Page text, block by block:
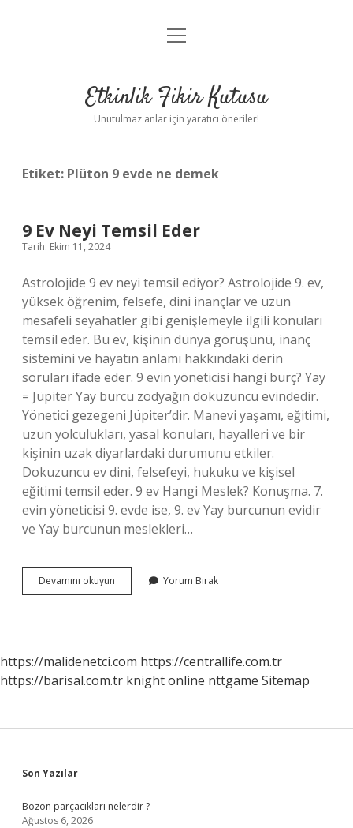
Anasayfa
Yasal Uyarı
menüyü
Etkinlik Fikir Kutusu
Unutulmaz anlar için yaratıcı öneriler!
Etiket: Plüton 9 evde ne demek
9 Ev Neyi Temsil Eder
Tarih: Ekim 11, 2024
Astrolojide 9 ev neyi temsil ediyor? Astrolojide 9. ev,
yüksek öğrenim, felsefe, dini inançlar ve uzun
mesafeli seyahatler gibi genişlemeyle ilgili konuları
temsil eder. Bu ev, kişinin dünya görüşünü, inanç
sistemini ve hayatın anlamı hakkındaki derin
soruları ifade eder. 9 evin yöneticisi hangi burç? Yay
= Jüpiter Yay burcu zodyağın dokuzuncu evindedir.
Yönetici gezegeni Jüpiter’dir. Manevi yaşamı, eğitimi,
uzun yolculukları, yasal konuları, hayalleri ve bir
kişinin uzak diyarlardaki durumunu etkiler.
Dokuzuncu ev dini, felsefeyi, hukuku ve kişisel
eğitimi temsil eder. 9 ev Hangi Meslek? Konuşma. 7.
evin yöneticisi 9. evde ise, 9. ev Yay burcunun evidir
ve Yay burcunun meslekleri…
Devamını okuyun
Ev
Yorum Bırak
https://malidenetci.com https://centrallife.com.tr
https://barisal.com.tr knight online nttgame Sitemap
Sidebar
Son Yazılar
Bozon parçacıkları nelerdir ?
Ağustos 6, 2026